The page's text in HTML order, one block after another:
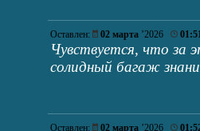
Оставлен: 02 марта ’2026
Чувствуется, что за
солидный багаж
Оставлен: 02 марта ’2026